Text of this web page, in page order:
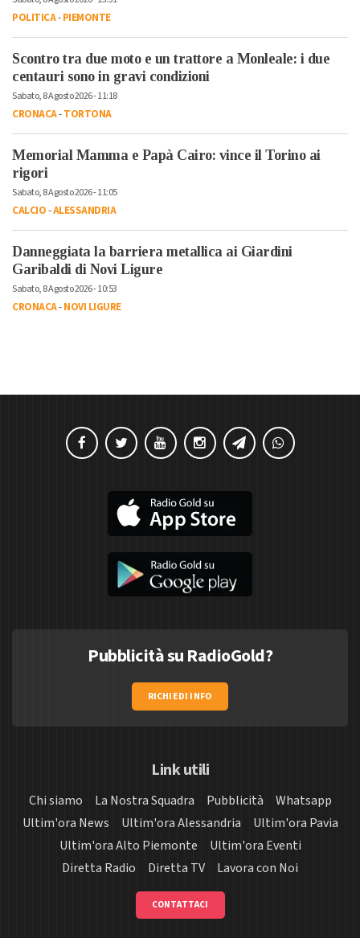
POLITICA-PIEMONTE
Scontro tra due moto e un trattore a Monleale: i due
centauri sono in gravi condizioni
Sabato, 8 Agosto 2026 - 11:18
CRONACA-TORTONA
Memorial Mamma e Papà Cairo: vince il Torino ai
rigori
Sabato, 8 Agosto 2026 - 11:05
CALCIO-ALESSANDRIA
Danneggiata la barriera metallica ai Giardini
Garibaldi di Novi Ligure
Sabato, 8 Agosto 2026 - 10:53
CRONACA-NOVI LIGURE
Pubblicità su RadioGold?
RICHIEDI INFO
Link utili
Chi siamo La Nostra Squadra Pubblicità
Whatsapp
Ultim'ora News
Ultim'ora Alessandria
Ultim'ora Pavia
Ultim'ora Alto Piemonte
Ultim'ora Eventi
Diretta Radio
Diretta TV Lavora con Noi
CONTATTACI